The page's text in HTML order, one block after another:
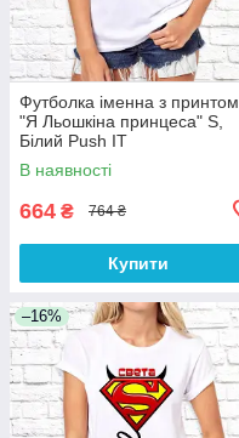
Футболка іменна з принтом
"Я Льошкіна принцеса" S,
Білий Push IT
В наявності
664 ₴ 764 ₴
Купити
–16%